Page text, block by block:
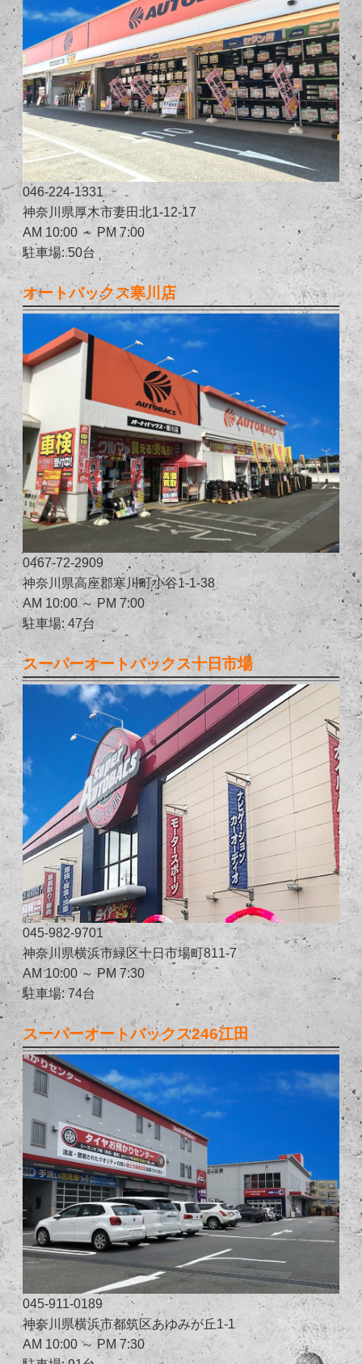
046-224-1331
神奈川県厚木市妻田北1-12-17
AM 10:00 ～ PM 7:00
駐車場: 50台
オートバックス寒川店
0467-72-2909
神奈川県高座郡寒川町小谷1-1-38
AM 10:00 ～ PM 7:00
駐車場: 47台
スーパーオートバックス十日市場
045-982-9701
神奈川県横浜市緑区十日市場町811-7
AM 10:00 ～ PM 7:30
駐車場: 74台
スーパーオートバックス246江田
045-911-0189
神奈川県横浜市都筑区あゆみが丘1-1
AM 10:00 ～ PM 7:30